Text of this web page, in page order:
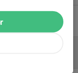
supporterlotteri
av oss